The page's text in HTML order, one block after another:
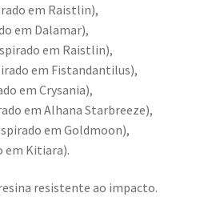
em Raistlin),
em Dalamar),
em Raistlin),
em Fistandantilus),
em Crysania),
em Alhana Starbreeze),
em Goldmoon),
em Kitiara).
resistente ao impacto.